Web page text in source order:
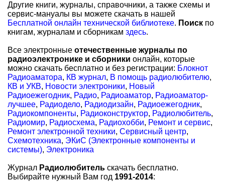
Другие книги, журналы, справочники, а также схемы и
сервис-мануалы вы можете скачать в нашей
Бесплатной онлайн технической библиотеке. Поиск по
книгам, журналам и сборникам здесь.
Все электронные отечественные журналы по
радиоэлектронике и сборники онлайн, которые
можно скачать бесплатно и без регистрации: Блокнот
Радиоаматора, КВ журнал, В помощь радиолюбителю,
КВ и УКВ, Новости электроники, Новый
Радиоежегодник, Радио, Радиоаматор, Радиоаматор-
лучшее, Радиодело, Радиодизайн, Радиоежегодник,
Радиокомпоненты, Радиоконструктор, Радиолюбитель,
Радиомир, Радиосхема, Радиохобби, Ремонт и сервис,
Ремонт электронной техники, Сервисный центр,
Схемотехника, ЭКиС (Электронные компоненты и
системы), Электроника
Журнал Радиолюбитель скачать бесплатно.
Выбирайте нужный Вам год 1991-2014: